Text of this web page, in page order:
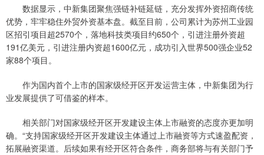
数据显示，中新集团聚焦强链补链延链，充分发挥外资招商传统
优势，牢牢稳住外贸外资基本盘。截至目前，公司累计为苏州工业园
区招引项目超2570个，落地科技类项目约650个，引进注册外资超
191亿美元，引进注册内资超1600亿元，成功引入世界500强企业52
家88个项目。
作为国内首个上市的国家级经开区开发运营主体，中新集团为行
业发展提供了可借鉴的样本。
相关部门对国家级经开区开发建设主体上市融资的态度亦更加明
确。“支持国家级经开区开发建设主体通过上市融资等方式速盈配资，
拓展融资渠道。后续如果有经开区符合条件，商务部将与有关部门予